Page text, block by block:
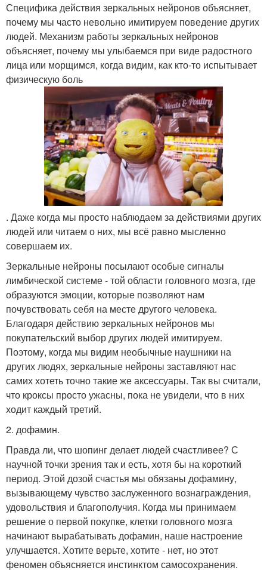
Специфика действия зеркальных нейронов объясняет,
почему мы часто невольно имитируем поведение других
людей. Механизм работы зеркальных нейронов
объясняет, почему мы улыбаемся при виде радостного
лица или морщимся, когда видим, как кто-то испытывает
физическую боль
. Даже когда мы просто наблюдаем за действиями других
людей или читаем о них, мы всё равно мысленно
совершаем их.
Зеркальные нейроны посылают особые сигналы
лимбической системе - той области головного мозга, где
образуются эмоции, которые позволяют нам
почувствовать себя на месте другого человека.
Благодаря действию зеркальных нейронов мы
покупательский выбор других людей имитируем.
Поэтому, когда мы видим необычные наушники на
других людях, зеркальные нейроны заставляют нас
самих хотеть точно такие же аксессуары. Так вы считали,
что кроксы просто ужасны, пока не увидели, что в них
ходит каждый третий.
2. дофамин.
Правда ли, что шопинг делает людей счастливее? С
научной точки зрения так и есть, хотя бы на короткий
период. Этой дозой счастья мы обязаны дофамину,
вызывающему чувство заслуженного вознаграждения,
удовольствия и благополучия. Когда мы принимаем
решение о первой покупке, клетки головного мозга
начинают вырабатывать дофамин, наше настроение
улучшается. Хотите верьте, хотите - нет, но этот
феномен объясняется инстинктом самосохранения.